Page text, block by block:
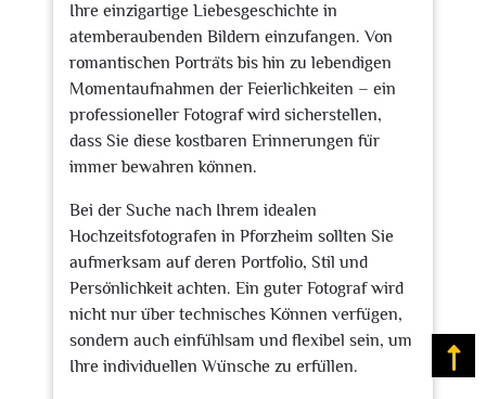
Ihre einzigartige Liebesgeschichte in
atemberaubenden Bildern einzufangen. Von
romantischen Porträts bis hin zu lebendigen
Momentaufnahmen der Feierlichkeiten – ein
professioneller Fotograf wird sicherstellen,
dass Sie diese kostbaren Erinnerungen für
immer bewahren können.
Bei der Suche nach Ihrem idealen
Hochzeitsfotografen in Pforzheim sollten Sie
aufmerksam auf deren Portfolio, Stil und
Persönlichkeit achten. Ein guter Fotograf wird
nicht nur über technisches Können verfügen,
sondern auch einfühlsam und flexibel sein, um
Ihre individuellen Wünsche zu erfüllen.